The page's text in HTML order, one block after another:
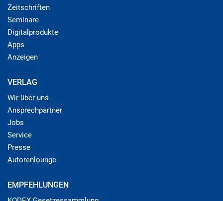
Zeitschriften
Seminare
Digitalprodukte
Apps
Anzeigen
VERLAG
Wir über uns
Ansprechpartner
Jobs
Service
Presse
Autorenlounge
EMPFEHLUNGEN